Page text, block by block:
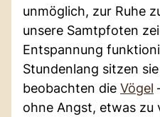
unmöglich, zur Ruhe
unsere Samtpfoten
Entspannung
Stundenlang sitzen
beobachten die Vögel
ohne Angst, etwas zu